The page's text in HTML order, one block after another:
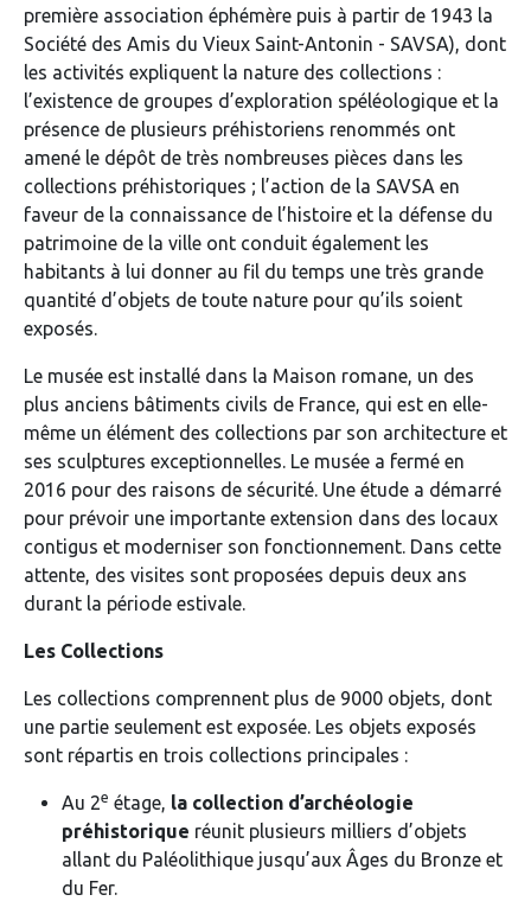
première association éphémère puis à partir de 1943 la
Société des Amis du Vieux Saint-Antonin - SAVSA), dont
les activités expliquent la nature des collections :
l’existence de groupes d’exploration spéléologique et la
présence de plusieurs préhistoriens renommés ont
amené le dépôt de très nombreuses pièces dans les
collections préhistoriques ; l’action de la SAVSA en
faveur de la connaissance de l’histoire et la défense du
patrimoine de la ville ont conduit également les
habitants à lui donner au fil du temps une très grande
quantité d’objets de toute nature pour qu’ils soient
exposés.
Le musée est installé dans la Maison romane, un des
plus anciens bâtiments civils de France, qui est en elle-
même un élément des collections par son architecture et
ses sculptures exceptionnelles. Le musée a fermé en
2016 pour des raisons de sécurité. Une étude a démarré
pour prévoir une importante extension dans des locaux
contigus et moderniser son fonctionnement. Dans cette
attente, des visites sont proposées depuis deux ans
durant la période estivale.
Les Collections
Les collections comprennent plus de 9000 objets, dont
une partie seulement est exposée. Les objets exposés
sont répartis en trois collections principales :
Au 2e étage, la collection d’archéologie
préhistorique réunit plusieurs milliers d’objets
allant du Paléolithique jusqu’aux Âges du Bronze et
du Fer.